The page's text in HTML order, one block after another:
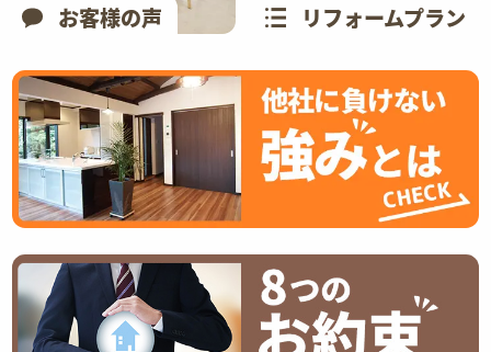
お客様の声 リフォームプラン